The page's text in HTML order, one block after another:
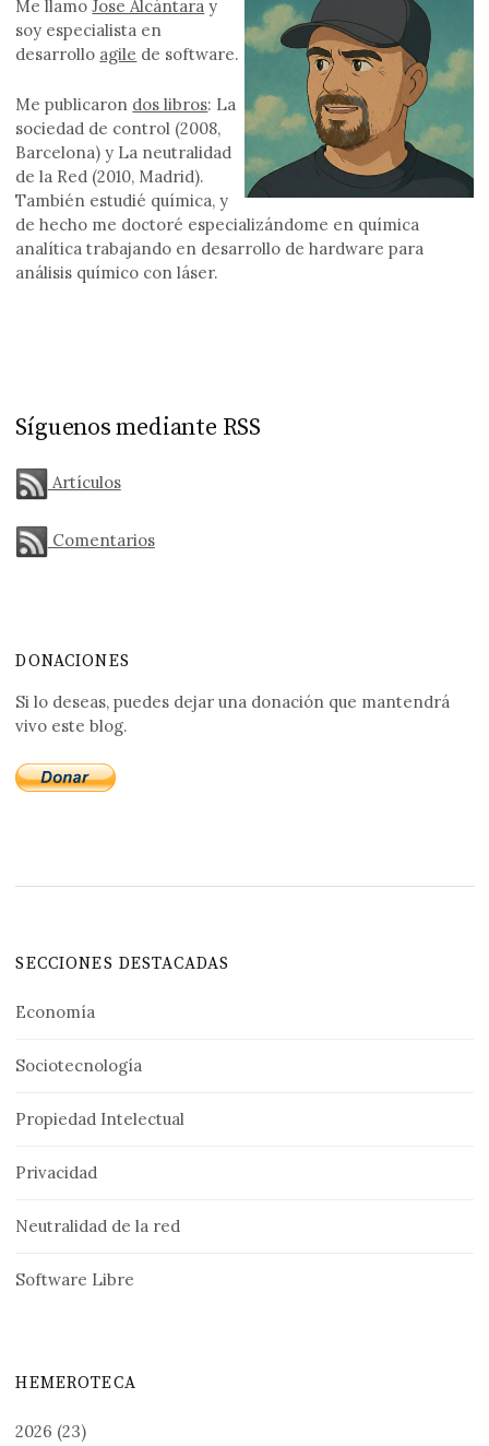
Me llamoJose Alcántara y
soy especialista en
desarrollo agile de software.
Me publicaron dos libros: La
sociedad de control (2008,
Barcelona) y La neutralidad
de la Red (2010, Madrid).
También estudié química, y
de hecho me doctoré especializándome en química
analítica trabajando en desarrollo de hardware para
análisis químico con láser.
Síguenos mediante RSS
Artículos
Comentarios
DONACIONES
Si lo deseas, puedes dejar una donación que mantendrá
vivo este blog.
SECCIONES DESTACADAS
Economía
Sociotecnología
Propiedad Intelectual
Privacidad
Neutralidad de la red
Software Libre
HEMEROTECA
2026 (23)